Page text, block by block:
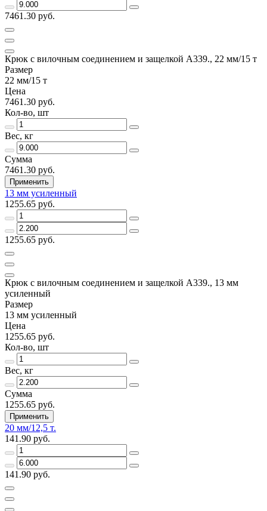
7461.30 руб.
Крюк с вилочным соединением и защелкой А339., 22 мм/15 т
Размер
22 мм/15 т
Цена
7461.30 руб.
Кол-во, шт
Вес, кг
Сумма
7461.30 руб.
Применить
13 мм усиленный
1255.65 руб.
1255.65 руб.
Крюк с вилочным соединением и защелкой А339., 13 мм
усиленный
Размер
13 мм усиленный
Цена
1255.65 руб.
Кол-во, шт
Вес, кг
Сумма
1255.65 руб.
Применить
20 мм/12,5 т.
141.90 руб.
141.90 руб.